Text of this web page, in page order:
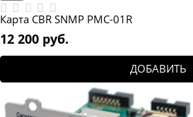
Карта CBR SNMP PMC-01R
12 200 руб.
ДОБАВИТЬ